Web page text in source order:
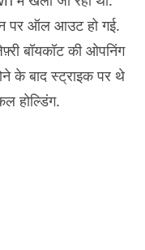
पर ऑल आउट हो गई.
बॉयकॉट की ओपनिंग
के बाद स्ट्राइक पर थे
होल्डिंग.